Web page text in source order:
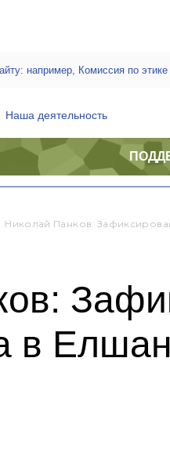
Наша деятельность
Николай Панков:
в